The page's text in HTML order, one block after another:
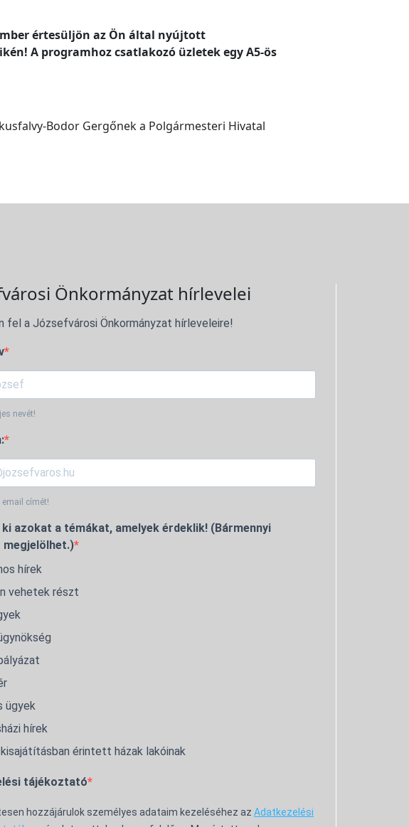
értesüljön az Ön által nyújtott
A programhoz csatlakozó üzletek egy A5-ös
Bodor Gergőnek a Polgármesteri Hivatal
Önkormányzat hírlevelei
fel a Józsefvárosi Önkormányzat hírleveleire!
nevét!
címét!
azokat a témákat, amelyek érdeklik! (Bármennyi
megjelölhet.)
hírek
vehetek részt
ügyek
hírek
érintett házak lakóinak
tájékoztató
hozzájárulok személyes adataim kezeléséhez az Adatkezelési